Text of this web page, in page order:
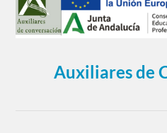
Auxiliares de